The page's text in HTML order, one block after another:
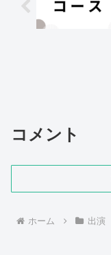
コメント
ホーム 出演